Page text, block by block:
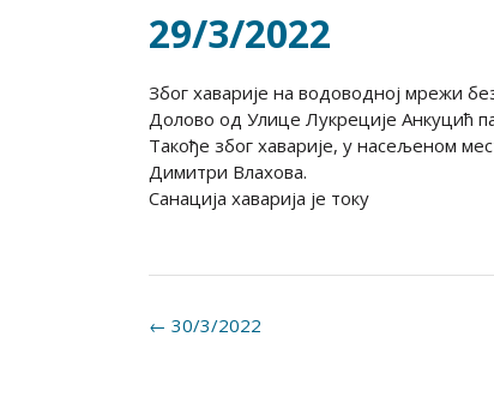
29/3/2022
Због хаварије на водоводној мрежи
Долово од Улице Лукреције Анкуцић
Такође због хаварије, у насељеном
Димитри Влахова.
Санација хаварија је току
Post
← 30/3/2022